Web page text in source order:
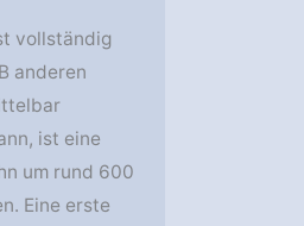
vollständig
anderen
ist eine
um rund 600
Eine erste